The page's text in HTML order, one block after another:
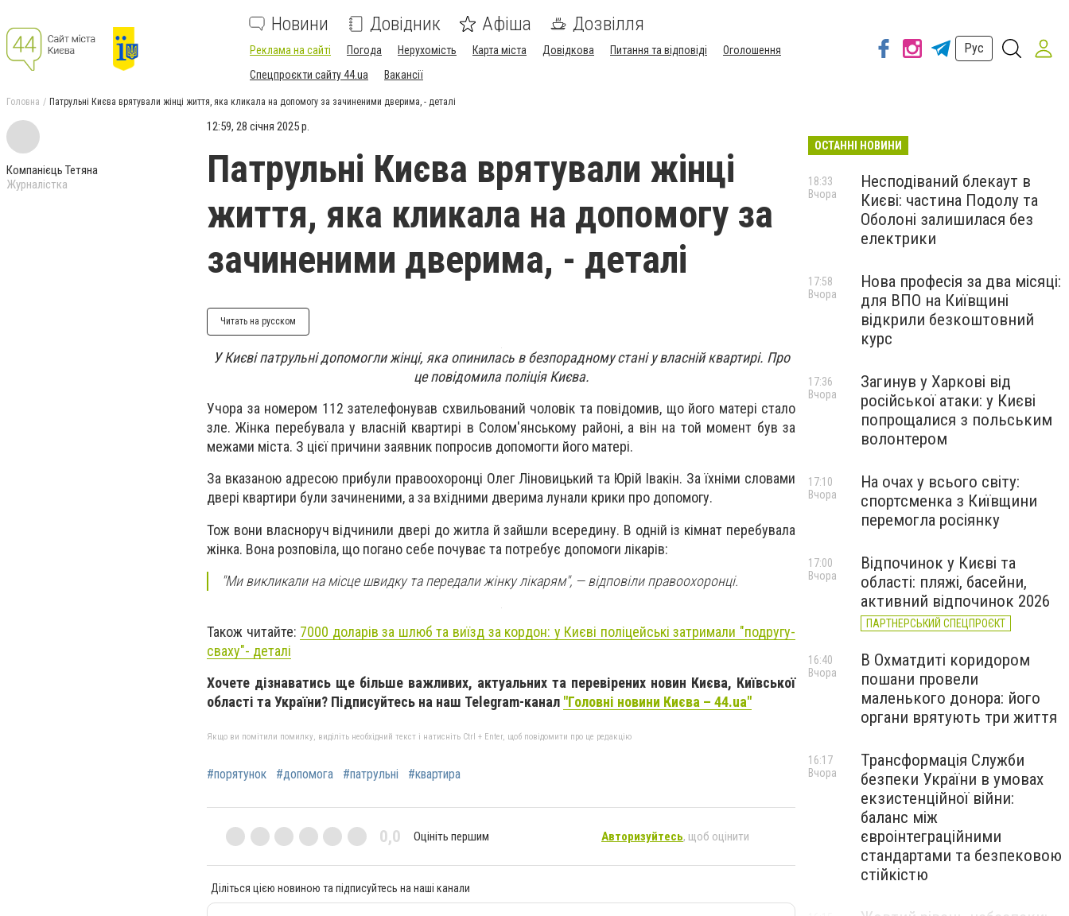
Новини Довідник Афіша Дозвілля
Реклама на сайті Погода Нерухомість Карта міста Довідкова Питання та відповіді
Оголошення
Спецпроєкти сайту 44.ua
Вакансії
Рус
Головна Патрульні Києва врятували жінці життя, яка кликала на допомогу за зачиненими дверима, - деталі
Компанієць Тетяна
Журналістка
12:59, 28 січня 2025 р.
Патрульні Києва врятували жінці
життя, яка кликала на допомогу за
зачиненими дверима, - деталі
Читать на русском
У Києві патрульні допомогли жінці, яка опинилась в безпорадному стані у власній квартирі. Про
це повідомила поліція Києва.
Учора за номером 112 зателефонував схвильований чоловік та повідомив, що його матері стало
зле. Жінка перебувала у власній квартирі в Солом'янському районі, а він на той момент був за
межами міста. З цієї причини заявник попросив допомогти його матері.
За вказаною адресою прибули правоохоронці Олег Ліновицький та Юрій Івакін. За їхніми словами
двері квартири були зачиненими, а за вхідними дверима лунали крики про допомогу.
Тож вони власноруч відчинили двері до житла й зайшли всередину. В одній із кімнат перебувала
жінка. Вона розповіла, що погано себе почуває та потребує допомоги лікарів:
"‎Ми викликали на місце швидку та передали жінку лікарям"‎, — відповіли правоохоронці.
Також читайте: 7000 доларів за шлюб та виїзд за кордон: у Києві поліцейські затримали "‎подругу-
сваху"‎- деталі
Хочете дізнаватись ще більше важливих, актуальних та перевірених новин Києва, Київської
області та України? Підписуйтесь на наш Telegram-канал "Головні новини Києва – 44.ua"
Якщо ви помітили помилку, виділіть необхідний текст і натисніть Ctrl + Enter, щоб повідомити про це редакцію
#порятунок #допомога #патрульні #квартира
0,0 Оцініть першим Авторизуйтесь, щоб оцінити
Діліться цією новиною та підписуйтесь на наші канали
ОСТАННІ НОВИНИ
Несподіваний блекаут в
Києві: частина Подолу та
Оболоні залишилася без
електрики
18:33
Вчора
Нова професія за два місяці:
для ВПО на Київщині
відкрили безкоштовний
курс
17:58
Вчора
Загинув у Харкові від
російської атаки: у Києві
попрощалися з польським
волонтером
17:36
Вчора
На очах у всього світу:
спортсменка з Київщини
перемогла росіянку
17:10
Вчора
Відпочинок у Києві та
області: пляжі, басейни,
активний відпочинок 2026
ПАРТНЕРСЬКИЙ СПЕЦПРОЄКТ
17:00
Вчора
В Охматдиті коридором
пошани провели
маленького донора: його
органи врятують три життя
16:40
Вчора
Трансформація Служби
безпеки України в умовах
екзистенційної війни:
баланс між
євроінтеграційними
стандартами та безпековою
стійкістю
16:17
Вчора